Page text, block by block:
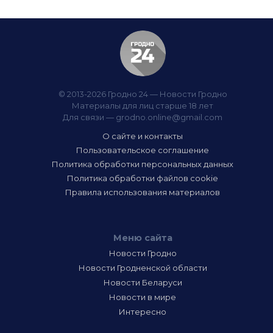
© 2013-2026 Гродно 24 — Новости Гродно
Материалы для лиц старше 18 лет
Для связи — grodno.online@gmail.com
О сайте и контакты
Пользовательское соглашение
Политика обработки персональных данных
Политика обработки файлов cookie
Правила использования материалов
Меню сайта
Новости Гродно
Новости Гродненской области
Новости Беларуси
Новости в мире
Интересно